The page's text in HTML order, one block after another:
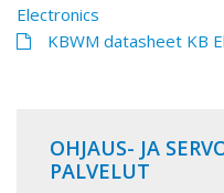
Electronics
KBWM datasheet KB
OHJAUS- JA
PALVELUT